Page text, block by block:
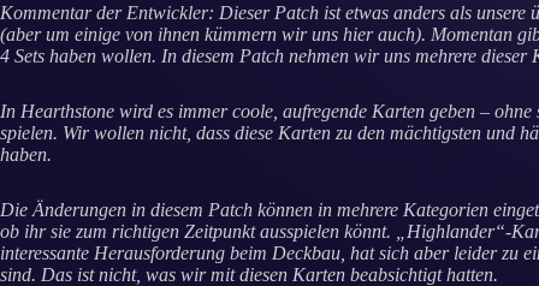
Kommentar der Entwickler: Dieser Patch ist etwas anders als unsere
(aber um einige von ihnen kümmern wir uns hier auch). Momentan
4 Sets haben wollen. In diesem Patch nehmen wir uns mehrere
In Hearthstone wird es immer coole, aufregende Karten geben –
spielen. Wir wollen nicht, dass diese Karten zu den mächtigsten und
haben.
Die Änderungen in diesem Patch können in mehrere Kategorien
ob ihr sie zum richtigen Zeitpunkt ausspielen könnt. „Highlander“-
interessante Herausforderung beim Deckbau, hat sich aber leider zu
sind. Das ist nicht, was wir mit diesen Karten beabsichtigt hatten.